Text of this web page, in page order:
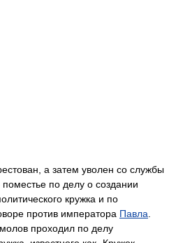
а затем уволен со службы
по делу о создании
кружка и по
против императора Павла
проходил по делу